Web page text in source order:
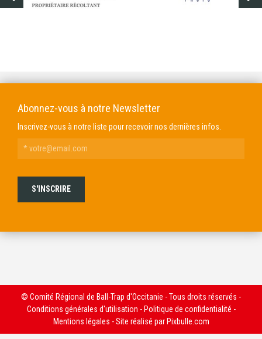
Abonnez-vous à notre Newsletter
Inscrivez-vous à notre liste pour recevoir nos dernières infos.
© Comité Régional de Ball-Trap d'Occitanie - Tous droits réservés -
Conditions générales d'utilisation - Politique de confidentialité -
Mentions légales - Site réalisé par Pixbulle.com